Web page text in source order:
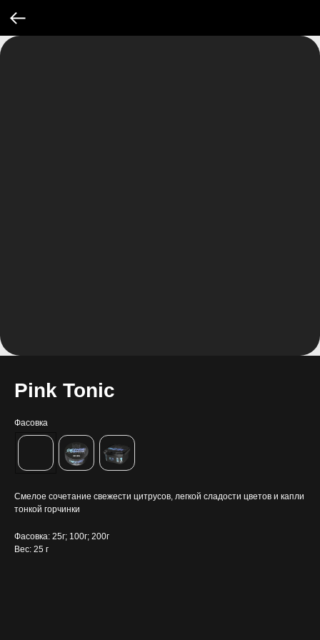
Pink Tonic
Фасовка
Смелое сочетание свежести цитрусов, легкой сладости цветов и капли
тонкой горчинки
Фасовка: 25г; 100г; 200г
Вес: 25 г